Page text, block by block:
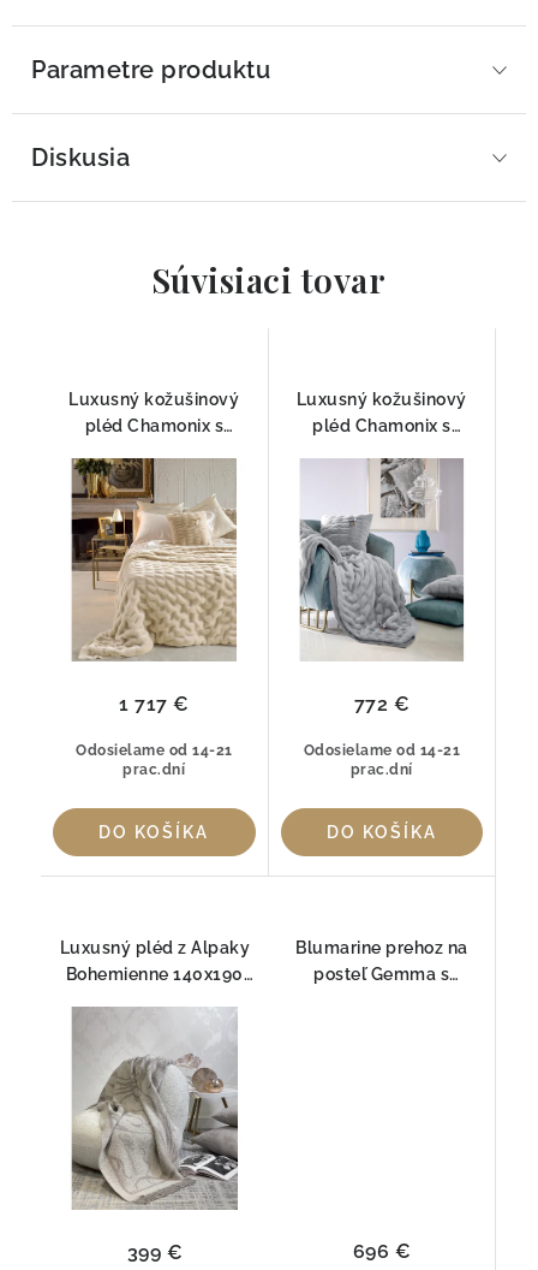
Parametre produktu
Diskusia
Súvisiaci tovar
Luxusný kožušinový
pléd Chamonix s
260x240 cm Blumarine
Champagner
Odosielame od 14-21
prac.dní
1 717 €
DO KOŠÍKA
Luxusný kožušinový
pléd Chamonix s
140x190 cm Blumarine
Silver
Odosielame od 14-21
prac.dní
772 €
DO KOŠÍKA
Luxusný pléd z Alpaky
Bohemienne 140x190
399 €
Blumarine prehoz na
posteľ Gemma s
696 €